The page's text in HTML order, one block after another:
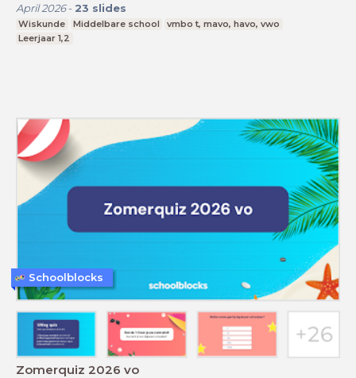
April 2026- 23 slides
Wiskunde Middelbare school
vmbo t, mavo, havo, vwo
Leerjaar 1,2
Zomerquiz 2026 vo
Schoolblocks